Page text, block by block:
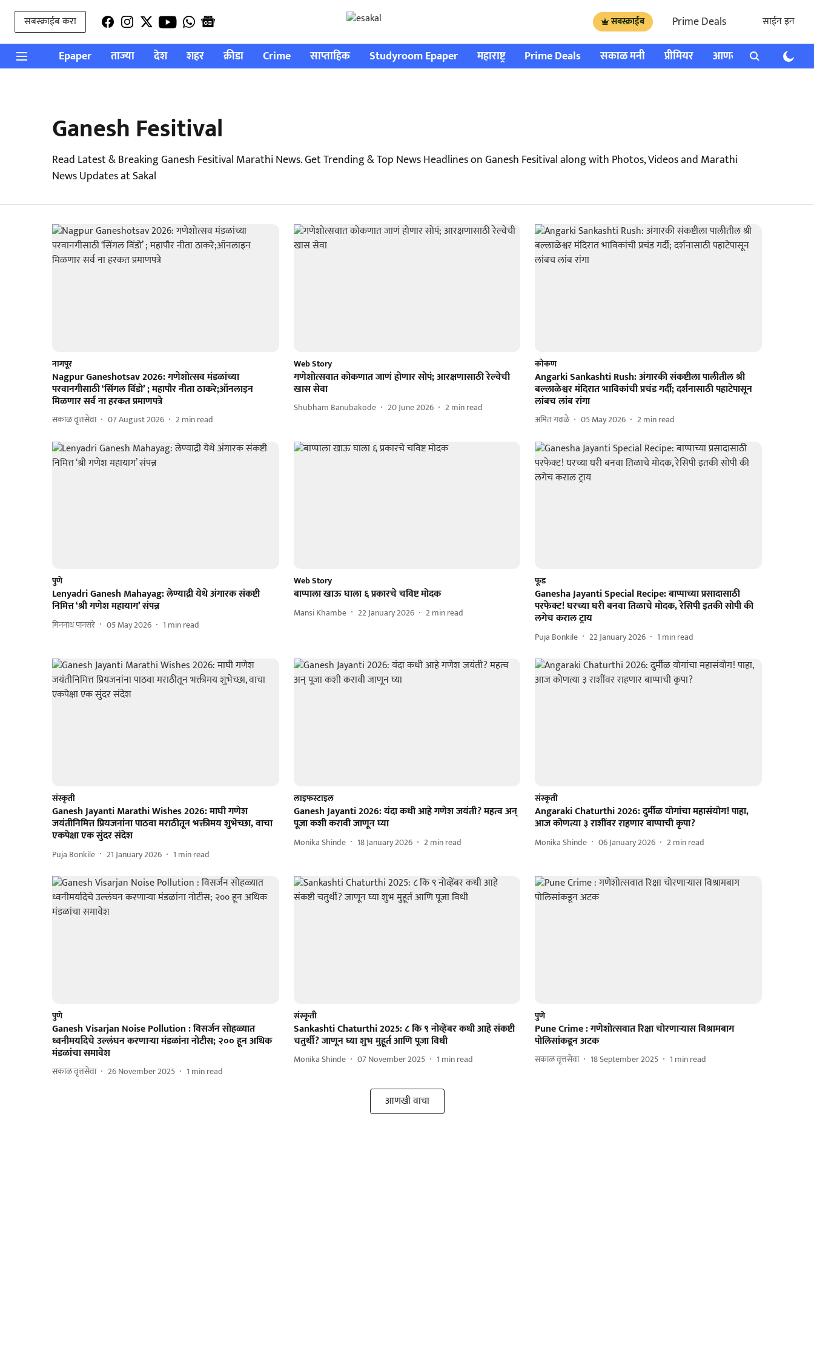
सबस्क्राईब करा सबस्क्राईब Prime Deals साईन इन
Epaper ताज्या देश शहर क्रीडा Crime साप्ताहिक Studyroom Epaper महाराष्ट्र Prime Deals सकाळ मनी प्रीमियर आणखी राशी भविष्य
Ganesh Fesitival
Read Latest & Breaking Ganesh Fesitival Marathi News. Get Trending & Top News Headlines on Ganesh Fesitival along with Photos, Videos and Marathi
News Updates at Sakal
नागपूर
Nagpur Ganeshotsav 2026: गणेशोत्सव मंडळांच्या
परवानगीसाठी ‘सिंगल विंडो’ ; महापौर नीता ठाकरे;ऑनलाइन
मिळणार सर्व ना हरकत प्रमाणपत्रे
सकाळ वृत्तसेवा 07 August 2026 2min read
Web Story
गणेशोत्सवात कोकणात जाणं होणार सोपं; आरक्षणासाठी रेल्वेची
खास सेवा
Shubham Banubakode 20 June 2026 2min read
कोकण
Angarki Sankashti Rush: अंगारकी संकष्टीला पालीतील श्री
बल्लाळेश्वर मंदिरात भाविकांची प्रचंड गर्दी; दर्शनासाठी पहाटेपासून
लांबच लांब रांगा
अमित गवळे 05 May 2026 2min read
पुणे
Lenyadri Ganesh Mahayag: लेण्याद्री येथे अंगारक संकष्टी
निमित्त ‘श्री गणेश महायाग’ संपन्न
मिननाथ पानसरे 05 May 2026 1 min read
Web Story
बाप्पाला खाऊ घाला ६ प्रकारचे चविष्ट मोदक
Mansi Khambe 22 January 2026 2min read
फूड
Ganesha Jayanti Special Recipe: बाप्पाच्या प्रसादासाठी
परफेक्ट! घरच्या घरी बनवा तिळाचे मोदक, रेसिपी इतकी सोपी की
लगेच कराल ट्राय
Puja Bonkile 22 January 2026 1 min read
संस्कृती
Ganesh Jayanti Marathi Wishes 2026: माघी गणेश
जयंतीनिमित्त प्रियजनांना पाठवा मराठीतून भक्तीमय शुभेच्छा, वाचा
एकपेक्षा एक सुंदर संदेश
Puja Bonkile 21 January 2026 1 min read
लाइफस्टाइल
Ganesh Jayanti 2026: यंदा कधी आहे गणेश जयंती? महत्व अन्
पूजा कशी करावी जाणून घ्या
Monika Shinde 18 January 2026 2min read
संस्कृती
Angaraki Chaturthi 2026: दुर्मीळ योगांचा महासंयोग! पाहा,
आज कोणत्या ३ राशींवर राहणार बाप्पाची कृपा?
Monika Shinde 06 January 2026 2min read
पुणे
Ganesh Visarjan Noise Pollution : विसर्जन सोहळ्यात
ध्वनीमर्यादेचे उल्लंघन करणाऱ्या मंडळांना नोटीस; २०० हून अधिक
मंडळांचा समावेश
सकाळ वृत्तसेवा 26 November 2025 1 min read
संस्कृती
Sankashti Chaturthi 2025: ८ कि ९ नोव्हेंबर कधी आहे संकष्टी
चतुर्थी? जाणून घ्या शुभ मुहूर्त आणि पूजा विधी
Monika Shinde 07 November 2025 1 min read
पुणे
Pune Crime : गणेशोत्सवात रिक्षा चोरणाऱ्यास विश्रामबाग
पोलिसांकडून अटक
सकाळ वृत्तसेवा 18 September 2025 1 min read
आणखी वाचा